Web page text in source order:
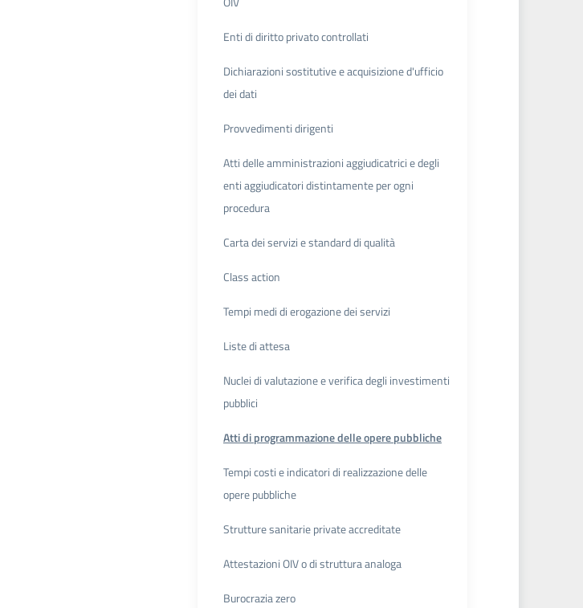
Enti di diritto privato controllati
Dichiarazioni sostitutive e acquisizione d'ufficio
dei dati
Provvedimenti dirigenti
Atti delle amministrazioni aggiudicatrici e degli
enti aggiudicatori distintamente per ogni
procedura
Carta dei servizi e standard di qualità
Class action
Tempi medi di erogazione dei servizi
Liste di attesa
Nuclei di valutazione e verifica degli investimenti
pubblici
Atti di programmazione delle opere pubbliche
Tempi costi e indicatori di realizzazione delle
opere pubbliche
Strutture sanitarie private accreditate
Attestazioni OIV o di struttura analoga
Burocrazia zero